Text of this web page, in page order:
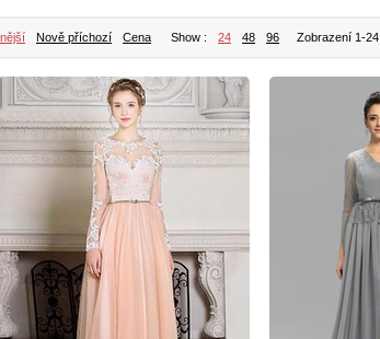
Nově příchozí Cena Show : 24 48 96 Zobrazení 1-24